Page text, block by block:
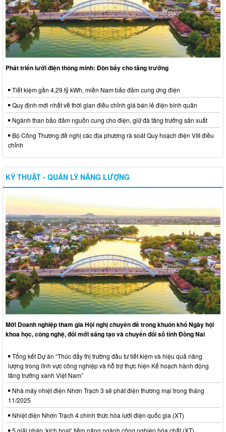
Phát triển lưới điện thông minh: Đòn bẩy cho tăng trưởng
Tiết kiệm gần 4,29 tỷ kWh, miền Nam bảo đảm cung ứng điện
Quy định mới nhất về thời gian điều chỉnh giá bán lẻ điện bình quân
Ngành than bảo đảm nguồn cung cho điện, giữ đà tăng trưởng sản xuất
Bộ Công Thương đề nghị các địa phương rà soát Quy hoạch điện VIII điều
chỉnh
KỸ THUẬT - QUẢN LÝ NĂNG LƯỢNG
Mời Doanh nghiệp tham gia Hội nghị chuyên đề trong khuôn khổ Ngày hội
khoa học, công nghệ, đổi mới sáng tạo và chuyển đổi số tỉnh Đồng Nai
Tổng kết Dự án “Thúc đẩy thị trường đầu tư tiết kiệm và hiệu quả năng
lượng trong lĩnh vực công nghiệp và hỗ trợ thực hiện Kế hoạch hành động
tăng trưởng xanh Việt Nam”
Nhà máy nhiệt điện Nhơn Trạch 3 sẽ phát điện thương mại trong tháng
11/2025
Nhiệt điện Nhơn Trạch 4 chính thức hòa lưới điện quốc gia (XT)